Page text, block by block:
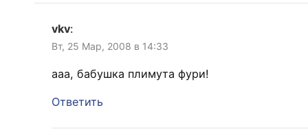
vkv:
Вт, 25 Мар, 2008 в 14:33
ааа, бабушка плимута фури!
Ответить